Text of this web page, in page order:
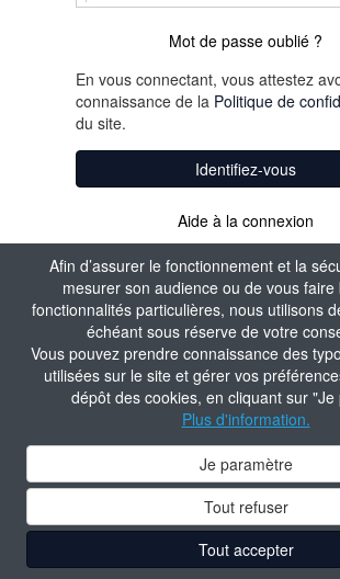
Afin d’assurer le fonctionnement et la
mesurer son audience ou de vous
fonctionnalités particulières, nous utilisons
échéant sous réserve de votre
Vous pouvez prendre connaissance des
utilisées sur le site et gérer vos
dépôt des cookies, en cliquant sur "Je
Plus d'information.
Je paramètre
Tout refuser
Tout accepter
Mot de passe oublié ?
En vous connectant, vous attestez
connaissance de la Politique de
du site.
Identifiez-vous
Aide à la connexion